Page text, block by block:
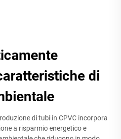
di
di tubi in CPVC incorpora
a risparmio energetico e